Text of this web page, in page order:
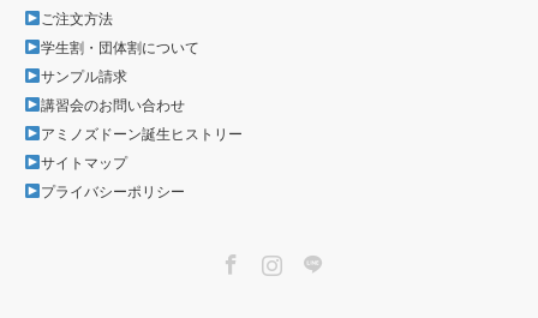
ご注文方法
学生割・団体割について
サンプル請求
講習会のお問い合わせ
アミノズドーン誕生ヒストリー
サイトマップ
プライバシーポリシー